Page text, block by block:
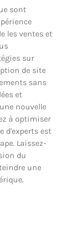
sont
les ventes et
sur
de site
sans
et
nouvelle
à optimiser
d'experts est
Laissez-
du
une